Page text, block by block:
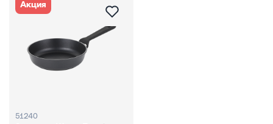
Акция
51240